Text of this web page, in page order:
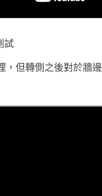
試
，但轉側之後對於牆